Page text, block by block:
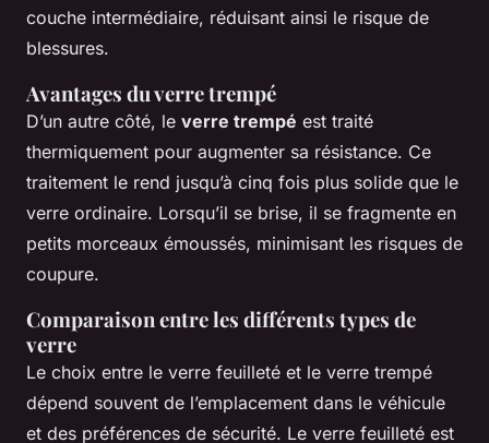
couche intermédiaire, réduisant ainsi le risque de
blessures.
Avantages du verre trempé
D’un autre côté, le verre trempé est traité
thermiquement pour augmenter sa résistance. Ce
traitement le rend jusqu’à cinq fois plus solide que le
verre ordinaire. Lorsqu’il se brise, il se fragmente en
petits morceaux émoussés, minimisant les risques de
coupure.
Comparaison entre les différents types de
verre
Le choix entre le verre feuilleté et le verre trempé
dépend souvent de l’emplacement dans le véhicule
et des préférences de sécurité. Le verre feuilleté est